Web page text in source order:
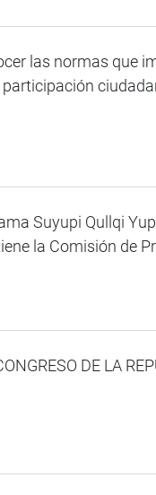
las normas que
Suyupi Qullqi
la Comisión de
DE LA